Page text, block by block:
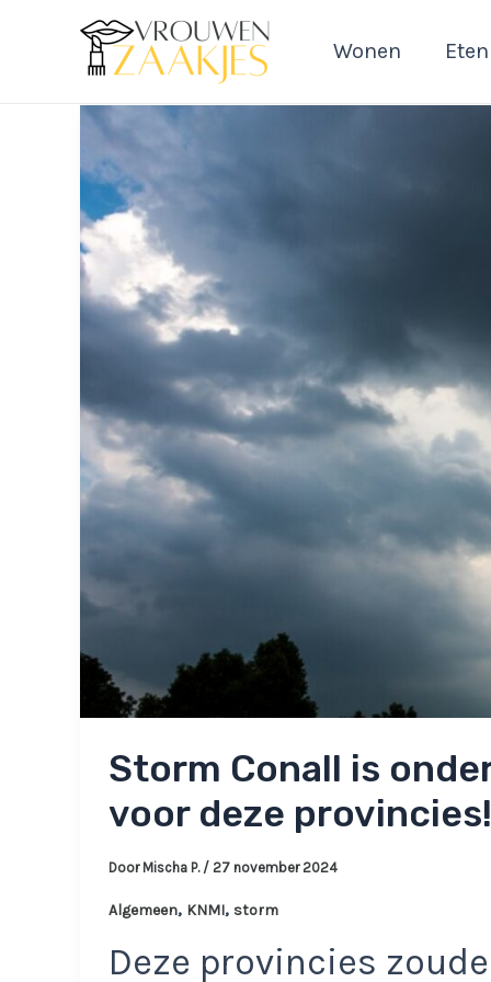
Wonen Eten
Storm Conall is
voor deze provincies!
Door Mischa P. / 27 november 2024
Algemeen, KNMI, storm
Deze provincies